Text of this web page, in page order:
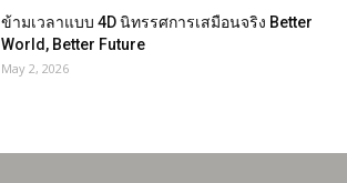
ข้ามเวลาแบบ 4D นิทรรศการเสมือนจริง Better
World, Better Future
May 2, 2026